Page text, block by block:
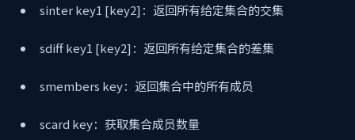
sinter key1 [key2]：返回所有给定集合的交集
sdiff key1 [key2]：返回所有给定集合的差集
smembers key：返回集合中的所有成员
scard key：获取集合成员数量